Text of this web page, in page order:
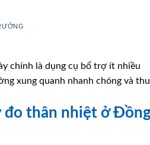
chính là dụng cụ bổ trợ ít nhiều
xung quanh nhanh chóng và
đo thân nhiệt ở